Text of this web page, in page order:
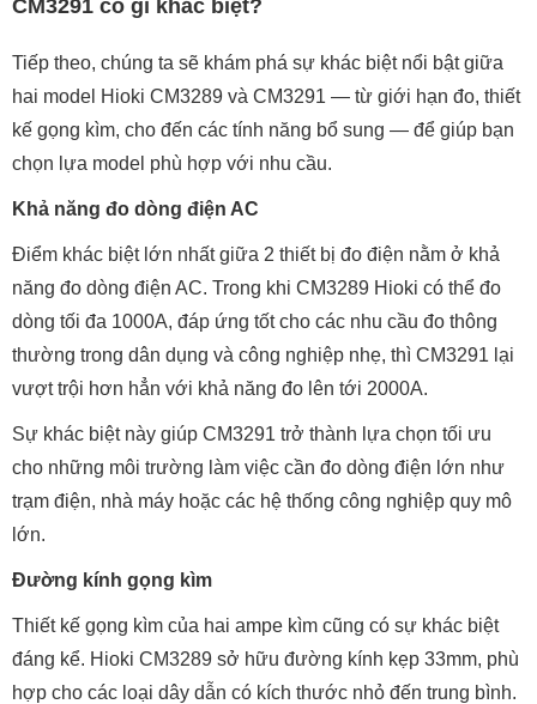
CM3291 có gì khác biệt?
Tiếp theo, chúng ta sẽ khám phá sự khác biệt nổi bật giữa
hai model Hioki CM3289 và CM3291 — từ giới hạn đo, thiết
kế gọng kìm, cho đến các tính năng bổ sung — để giúp bạn
chọn lựa model phù hợp với nhu cầu.
Khả năng đo dòng điện AC
Điểm khác biệt lớn nhất giữa 2 thiết bị đo điện nằm ở khả
năng đo dòng điện AC. Trong khi CM3289 Hioki có thể đo
dòng tối đa 1000A, đáp ứng tốt cho các nhu cầu đo thông
thường trong dân dụng và công nghiệp nhẹ, thì CM3291 lại
vượt trội hơn hẳn với khả năng đo lên tới 2000A.
Sự khác biệt này giúp CM3291 trở thành lựa chọn tối ưu
cho những môi trường làm việc cần đo dòng điện lớn như
trạm điện, nhà máy hoặc các hệ thống công nghiệp quy mô
lớn.
Đường kính gọng kìm
Thiết kế gọng kìm của hai ampe kìm cũng có sự khác biệt
đáng kể. Hioki CM3289 sở hữu đường kính kẹp 33mm, phù
hợp cho các loại dây dẫn có kích thước nhỏ đến trung bình.